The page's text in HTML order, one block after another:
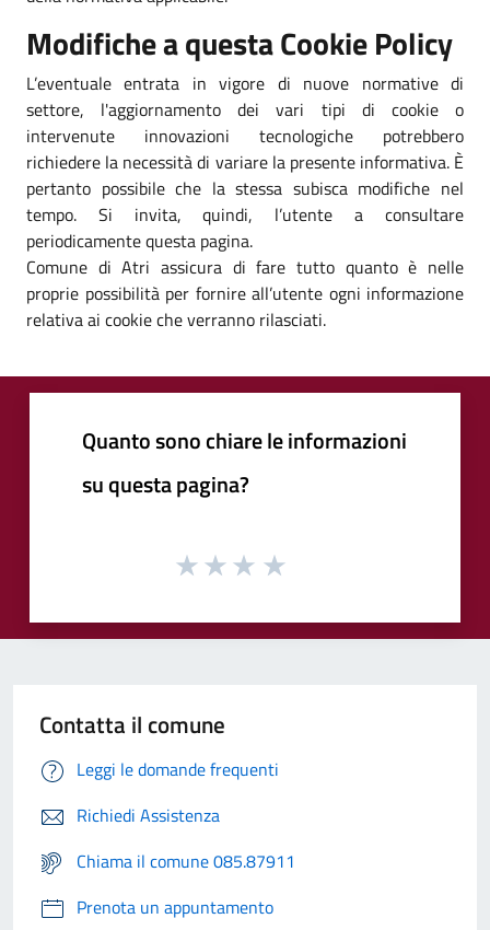
Modifiche a questa Cookie Policy
L’eventuale entrata in vigore di nuove normative di
settore, l'aggiornamento dei vari tipi di cookie o
intervenute innovazioni tecnologiche potrebbero
richiedere la necessità di variare la presente informativa. È
pertanto possibile che la stessa subisca modifiche nel
tempo. Si invita, quindi, l’utente a consultare
periodicamente questa pagina.
Comune di Atri assicura di fare tutto quanto è nelle
proprie possibilità per fornire all’utente ogni informazione
relativa ai cookie che verranno rilasciati.
Quanto sono chiare le informazioni
su questa pagina?
Contatta il comune
Leggi le domande frequenti
Richiedi Assistenza
Chiama il comune 085.87911
Prenota un appuntamento